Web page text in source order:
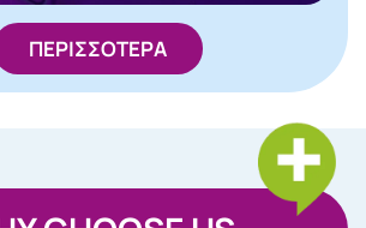
ΠΕΡΙΣΣΟΤΕΡΑ